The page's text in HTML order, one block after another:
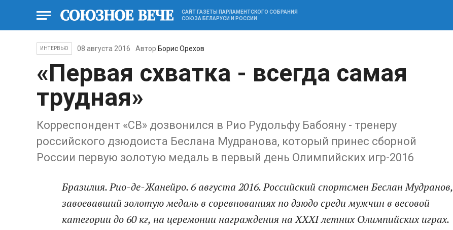
САЙТ ГАЗЕТЫ ПАРЛАМЕНТСКОГО СОБРАНИЯ
СОЮЗА БЕЛАРУСИ И РОССИИ
ИНТЕРВЬЮ 08 августа 2016 Автор Борис Орехов
«Первая схватка - всегда самая
трудная»
Корреспондент «СВ» дозвонился в Рио Рудольфу Бабояну - тренеру
российского дзюдоиста Беслана Мудранова, который принес сборной
России первую золотую медаль в первый день Олимпийских игр-2016
Бразилия. Рио-де-Жанейро. 6 августа 2016. Российский спортсмен Беслан Мудранов,
завоевавший золотую медаль в соревнованиях по дзюдо среди мужчин в весовой
категории до 60 кг, на церемонии награждения на XXXI летних Олимпийских играх.